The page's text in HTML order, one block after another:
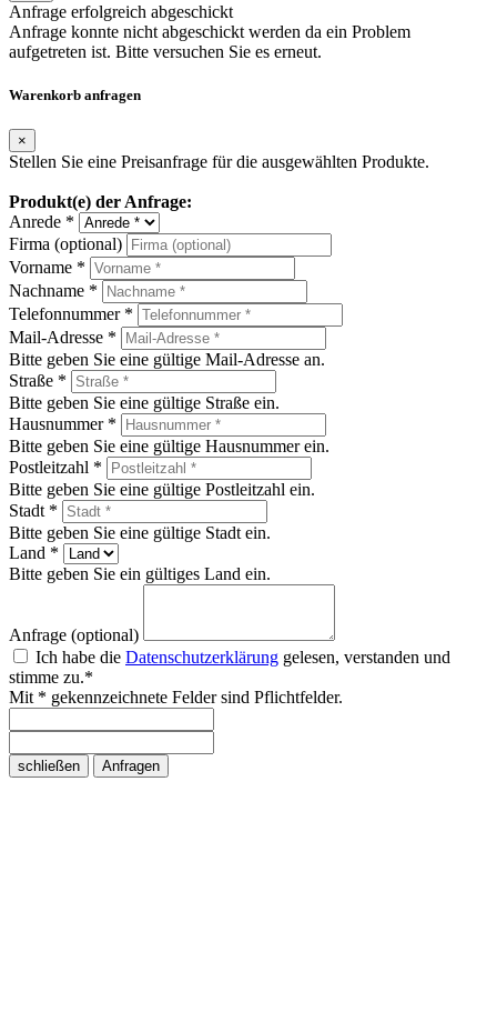
Anfrage erfolgreich abgeschickt
Anfrage konnte nicht abgeschickt werden da ein Problem
aufgetreten ist. Bitte versuchen Sie es erneut.
Warenkorb anfragen
×
Stellen Sie eine Preisanfrage für die ausgewählten Produkte.
Produkt(e) der Anfrage:
Anrede *
Firma (optional)
Vorname *
Nachname *
Telefonnummer *
Mail-Adresse *
Bitte geben Sie eine gültige Mail-Adresse an.
Straße *
Bitte geben Sie eine gültige Straße ein.
Hausnummer *
Bitte geben Sie eine gültige Hausnummer ein.
Postleitzahl *
Bitte geben Sie eine gültige Postleitzahl ein.
Stadt *
Bitte geben Sie eine gültige Stadt ein.
Land *
Bitte geben Sie ein gültiges Land ein.
Anfrage (optional)
Ich habe die Datenschutzerklärung gelesen, verstanden und
stimme zu.*
Mit * gekennzeichnete Felder sind Pflichtfelder.
schließen Anfragen